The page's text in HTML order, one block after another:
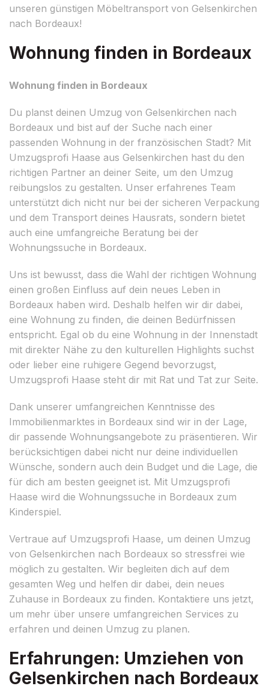
unseren günstigen Möbeltransport von Gelsenkirchen
nach Bordeaux!
Wohnung finden in Bordeaux
Wohnung finden in Bordeaux
Du planst deinen Umzug von Gelsenkirchen nach
Bordeaux und bist auf der Suche nach einer
passenden Wohnung in der französischen Stadt? Mit
Umzugsprofi Haase aus Gelsenkirchen hast du den
richtigen Partner an deiner Seite, um den Umzug
reibungslos zu gestalten. Unser erfahrenes Team
unterstützt dich nicht nur bei der sicheren Verpackung
und dem Transport deines Hausrats, sondern bietet
auch eine umfangreiche Beratung bei der
Wohnungssuche in Bordeaux.
Uns ist bewusst, dass die Wahl der richtigen Wohnung
einen großen Einfluss auf dein neues Leben in
Bordeaux haben wird. Deshalb helfen wir dir dabei,
eine Wohnung zu finden, die deinen Bedürfnissen
entspricht. Egal ob du eine Wohnung in der Innenstadt
mit direkter Nähe zu den kulturellen Highlights suchst
oder lieber eine ruhigere Gegend bevorzugst,
Umzugsprofi Haase steht dir mit Rat und Tat zur Seite.
Dank unserer umfangreichen Kenntnisse des
Immobilienmarktes in Bordeaux sind wir in der Lage,
dir passende Wohnungsangebote zu präsentieren. Wir
berücksichtigen dabei nicht nur deine individuellen
Wünsche, sondern auch dein Budget und die Lage, die
für dich am besten geeignet ist. Mit Umzugsprofi
Haase wird die Wohnungssuche in Bordeaux zum
Kinderspiel.
Vertraue auf Umzugsprofi Haase, um deinen Umzug
von Gelsenkirchen nach Bordeaux so stressfrei wie
möglich zu gestalten. Wir begleiten dich auf dem
gesamten Weg und helfen dir dabei, dein neues
Zuhause in Bordeaux zu finden. Kontaktiere uns jetzt,
um mehr über unsere umfangreichen Services zu
erfahren und deinen Umzug zu planen.
Erfahrungen: Umziehen von
Gelsenkirchen nach Bordeaux